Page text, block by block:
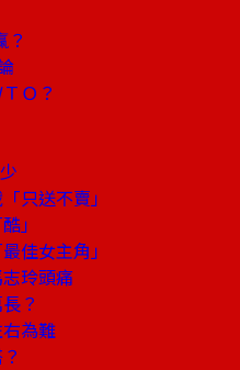
？
Ｏ？
只送不賣」
」
佳女主角」
玲頭痛
？
為難